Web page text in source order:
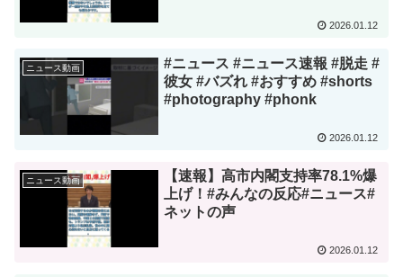
2026.01.12
ニュース動画
#ニュース #ニュース速報 #脱走 #
彼女 #バズれ #おすすめ #shorts
#photography #phonk
2026.01.12
ニュース動画
【速報】高市内閣支持率78.1%爆
上げ！#みんなの反応#ニュース#
ネットの声
2026.01.12